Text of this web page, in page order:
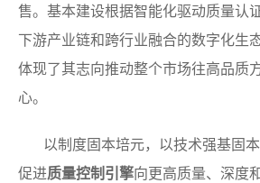
售。基本建设根据智能化驱动质量认
下游产业链和跨行业融合的数字化生
体现了其志向推动整个市场往高品质
心。
以制度固本培元，以技术强基固
促进质量控制引擎向更高质量、深度